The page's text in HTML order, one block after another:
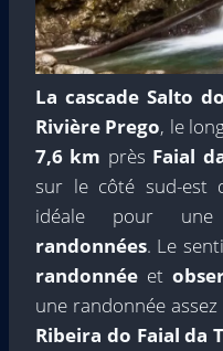
La cascade Salto
Rivière Prego, le
7,6 km près Faial
sur le côté sud-est
idéale pour
randonnées. Le
randonnée et
une randonnée
Ribeira do Faial da